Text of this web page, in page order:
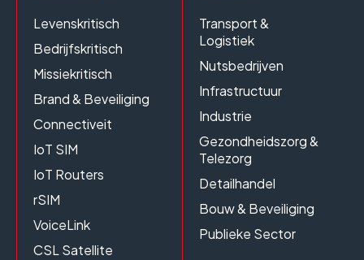
Levenskritisch
Bedrijfskritisch
Missiekritisch
Brand & Beveiliging
Connectiveit
IoT SIM
IoT Routers
rSIM
VoiceLink
CSL Satellite
Transport &
Logistiek
Nutsbedrijven
Infrastructuur
Industrie
Gezondheidszorg &
Telezorg
Detailhandel
Bouw & Beveiliging
Publieke Sector